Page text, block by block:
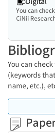
You can
CiNii
You can
(keywords
name, etc.),